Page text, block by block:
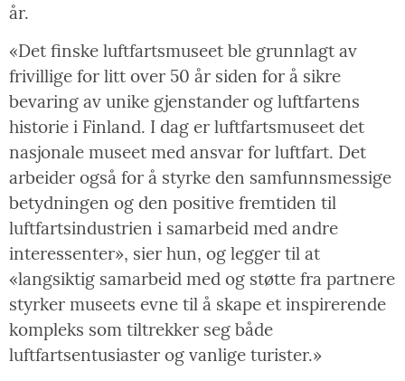
år.
«Det finske luftfartsmuseet ble grunnlagt av
frivillige for litt over 50 år siden for å sikre
bevaring av unike gjenstander og luftfartens
historie i Finland. I dag er luftfartsmuseet det
nasjonale museet med ansvar for luftfart. Det
arbeider også for å styrke den samfunnsmessige
betydningen og den positive fremtiden til
luftfartsindustrien i samarbeid med andre
interessenter», sier hun, og legger til at
«langsiktig samarbeid med og støtte fra partnere
styrker museets evne til å skape et inspirerende
kompleks som tiltrekker seg både
luftfartsentusiaster og vanlige turister.»